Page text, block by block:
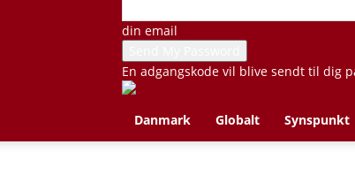
din email
En adgangskode vil blive sendt til dig
Danmark Globalt Synspunkt